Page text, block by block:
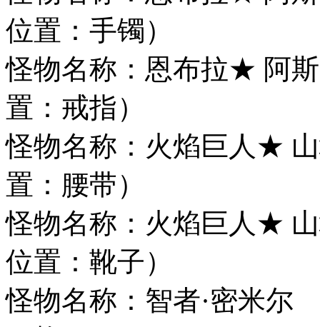
位置：手镯）
怪物名称：恩布拉★
置：戒指）
怪物名称：火焰巨
置：腰带）
怪物名称：火焰巨
位置：靴子）
怪物名称：智者·